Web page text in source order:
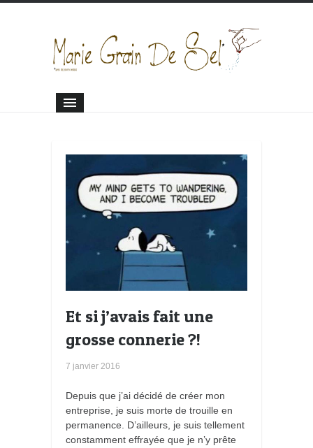
Et si j’avais fait une
grosse connerie ?!
7 janvier 2016
Depuis que j’ai décidé de créer mon
entreprise, je suis morte de trouille en
permanence. D’ailleurs, je suis tellement
constamment effrayée que je n’y prête